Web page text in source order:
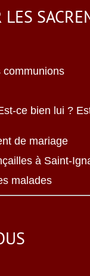
LES
communions
ce bien lui ?
de mariage
à Saint-
malades